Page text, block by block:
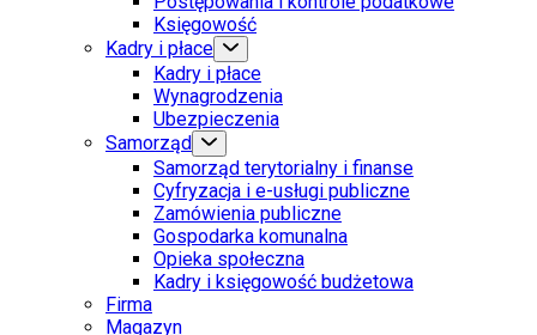
Księgowość
Kadry i płace
Kadry i płace
Wynagrodzenia
Ubezpieczenia
Samorząd
Samorząd terytorialny i finanse
Cyfryzacja i e-usługi publiczne
Zamówienia publiczne
Gospodarka komunalna
Opieka społeczna
Kadry i księgowość budżetowa
Firma
Magazyn